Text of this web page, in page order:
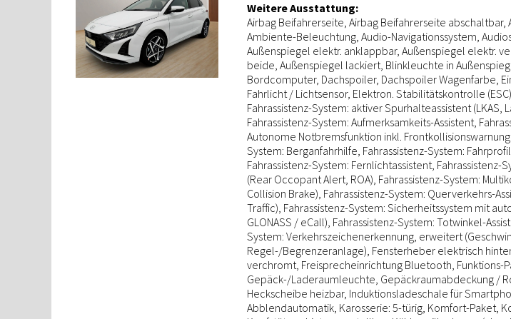
Weitere Ausstattung:
Airbag Beifahrerseite, Airbag Beifahrerseite abschaltbar,
Ambiente-Beleuchtung, Audio-Navigationssystem,
Außenspiegel elektr. anklappbar, Außenspiegel elektr.
beide, Außenspiegel lackiert, Blinkleuchte in
Bordcomputer, Dachspoiler, Dachspoiler Wagenfarbe,
Fahrlicht / Lichtsensor, Elektron. Stabilitätskontrolle
Fahrassistenz-System: aktiver Spurhalteassistent (LKAS,
Fahrassistenz-System: Aufmerksamkeits-Assistent,
Autonome Notbremsfunktion inkl. Frontkollisionswarnung
System: Berganfahrhilfe, Fahrassistenz-System:
Fahrassistenz-System: Fernlichtassistent, Fahrassistenz-
(Rear Occopant Alert, ROA), Fahrassistenz-System:
Collision Brake), Fahrassistenz-System: Querverkehrs-
Traffic), Fahrassistenz-System: Sicherheitssystem mit
GLONASS / eCall), Fahrassistenz-System: Totwinkel-
System: Verkehrszeichenerkennung, erweitert
Regel-/Begrenzeranlage), Fensterheber elektrisch
verchromt, Freisprecheinrichtung Bluetooth, Funktions-
Gepäck-/Laderaumleuchte, Gepäckraumabdeckung /
Heckscheibe heizbar, Induktionsladeschale für
Abblendautomatik, Karosserie: 5-türig, Komfort-Paket,